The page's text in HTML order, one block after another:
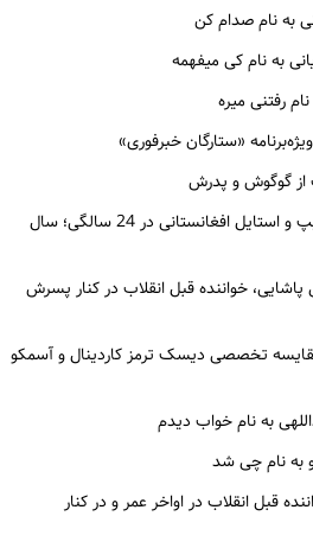
به نام صدام کن
به نام کی میفهمه
رفتنی میره
«ستارگان خبرفوری»
از گوگوش و پدرش
سفر به گذشته؛ گوگوش با تیپ و استایل افغانستانی در 24 سالگی؛ سال
خواننده قبل انقلاب در کنار پسرش
تخصصی دیسک ترمز کاردینال و آسمکو
به نام خواب دیدم
به نام چی شد
قبل انقلاب در اواخر عمر و در کنار